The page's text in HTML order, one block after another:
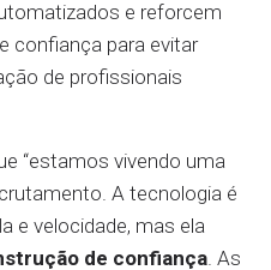
e reforcem
confiança para evitar
de profissionais
“estamos vivendo uma
A tecnologia é
e velocidade, mas ela
de confiança. As